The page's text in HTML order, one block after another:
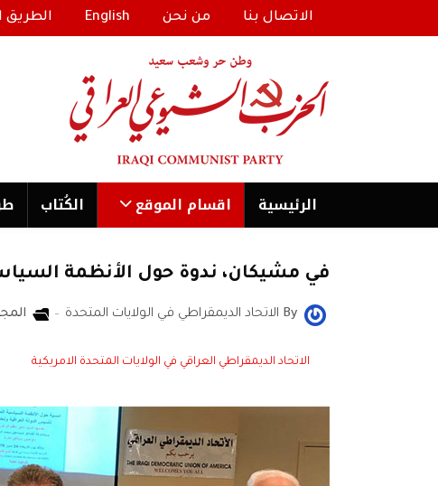
الاتصال بنا من نحن English الطريق
الرئیسية اقسام الموقع الكُتاب
في مشيكان، ندوة حول الأنظمة
By الاتحاد الديمقراطي في الولايات المتحدة
الاتحاد الديمقراطي العراقي في الولايات المتحدة الامريكية